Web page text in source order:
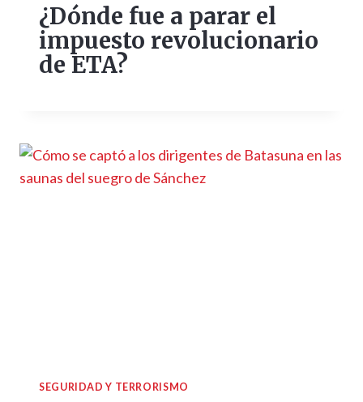
¿Dónde fue a parar el
impuesto revolucionario
de ETA?
SEGURIDAD Y TERRORISMO